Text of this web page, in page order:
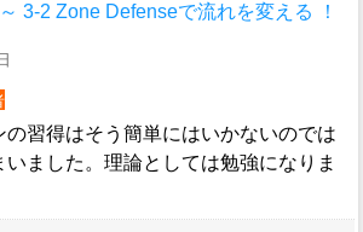
3-2 Zone Defenseで流れを変える ！
の習得はそう簡単にはいかないのでは
ました。理論としては勉強になりま